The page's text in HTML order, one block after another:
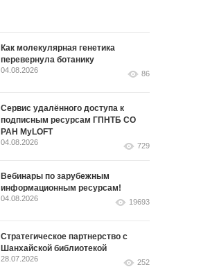
Как молекулярная генетика
перевернула ботанику
04.08.2026 86
Сервис удалённого доступа к
подписным ресурсам ГПНТБ СО
РАН MyLOFT
04.08.2026 729
Вебинары по зарубежным
информационным ресурсам!
04.08.2026 19693
Стратегическое партнерство с
Шанхайской библиотекой
28.07.2026 252